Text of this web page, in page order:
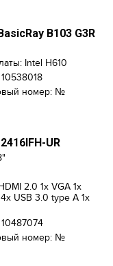
B103 G3R
Intel H610
номер: №
UR
2.0 1x VGA 1x
USB 3.0 type A 1x
номер: №